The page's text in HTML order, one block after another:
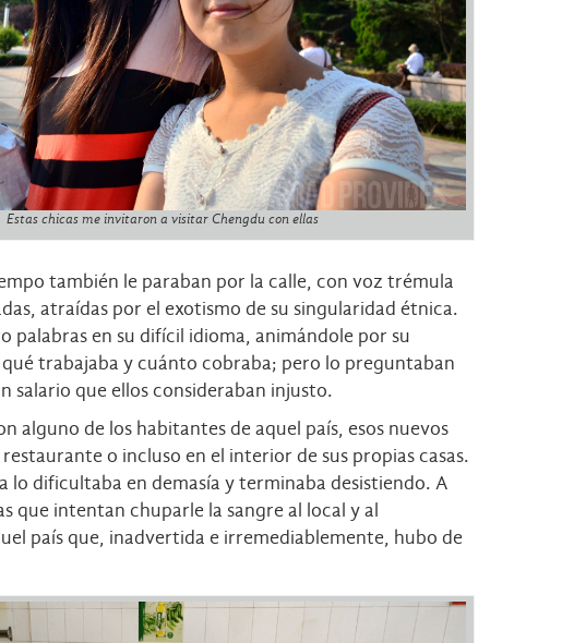
Estas chicas me invitaron a visitar Chengdu con ellas
también le paraban por la calle, con voz trémula
atraídas por el exotismo de su singularidad étnica.
en su difícil idioma, animándole por su
trabajaba y cuánto cobraba; pero lo preguntaban
salario que ellos consideraban injusto.
alguno de los habitantes de aquel país, esos nuevos
o incluso en el interior de sus propias casas.
dificultaba en demasía y terminaba desistiendo. A
que intentan chuparle la sangre al local y al
país que, inadvertida e irremediablemente, hubo de